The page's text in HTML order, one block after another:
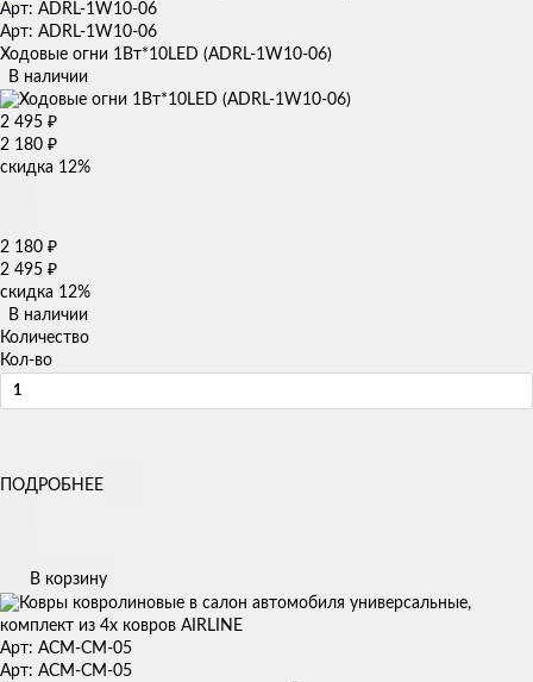
Арт: ADRL-1W10-06
Арт: ADRL-1W10-06
Ходовые огни 1Вт*10LED (ADRL-1W10-06)
В наличии
2 495 ₽
2 180 ₽
скидка 12%
2 180 ₽
2 495 ₽
скидка 12%
В наличии
Количество
Кол-во
ПОДРОБНЕЕ
В корзину
Арт: ACM-CM-05
Арт: ACM-CM-05